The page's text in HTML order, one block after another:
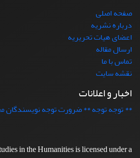
صفحه اصلی
درباره نشریه
اعضای هیات تحریریه
ارسال مقاله
تماس با ما
نقشه سایت
اخبار و اعلانات
** توجه توجه ** ضرورت توجه نویسندگان
in the Humanities is licensed under a